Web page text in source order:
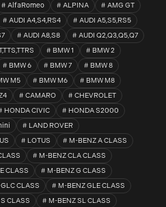
AlfaRomeo ALPINA
AMG GT
AUDI A4,S4,RS4
AUDI A5,S5,RS5
AUDI A8,S8
AUDI Q2,Q3,Q5,Q7
BMW 1
BMW 2
BMW 6 BMW 7
BMW 8
M5 BMW M6
BMW M8
CAMARO
CHEVROLET
HONDA CIVIC
HONDA S2000
LAND ROVER
LOTUS
M-BENZ A CLASS
M-BENZ CLA CLASS
CLASS
M-BENZ G CLASS
CLASS
M-BENZ GLE CLASS
CLASS
M-BENZ SL CLASS